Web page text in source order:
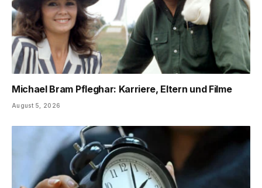
Michael Bram Pfleghar: Karriere, Eltern und Filme
August 5, 2026